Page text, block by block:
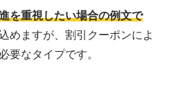
を重視したい場合の例文で
めますが、割引クーポンによ
要なタイプです。